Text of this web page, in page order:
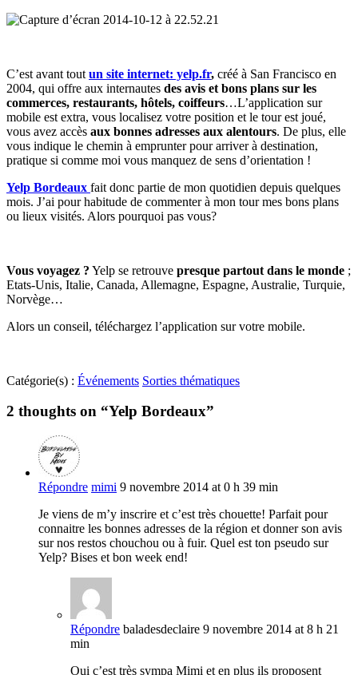
C’est avant tout un site internet: yelp.fr, créé à San Francisco en
2004, qui offre aux internautes des avis et bons plans sur les
commerces, restaurants, hôtels, coiffeurs…L’application sur
mobile est extra, vous localisez votre position et le tour est joué,
vous avez accès aux bonnes adresses aux alentours. De plus, elle
vous indique le chemin à emprunter pour arriver à destination,
pratique si comme moi vous manquez de sens d’orientation !
Yelp Bordeaux fait donc partie de mon quotidien depuis quelques
mois. J’ai pour habitude de commenter à mon tour mes bons plans
ou lieux visités. Alors pourquoi pas vous?
Vous voyagez ? Yelp se retrouve presque partout dans le monde ;
Etats-Unis, Italie, Canada, Allemagne, Espagne, Australie, Turquie,
Norvège…
Alors un conseil, téléchargez l’application sur votre mobile.
Catégorie(s) : Événements Sorties thématiques
2 thoughts on “Yelp Bordeaux”
Répondre mimi 9 novembre 2014 at 0 h 39 min
Je viens de m’y inscrire et c’est très chouette! Parfait pour
connaitre les bonnes adresses de la région et donner son avis
sur nos restos chouchou ou à fuir. Quel est ton pseudo sur
Yelp? Bises et bon week end!
Répondre baladesdeclaire 9 novembre 2014 at 8 h 21
min
Oui c’est très sympa Mimi et en plus ils proposent